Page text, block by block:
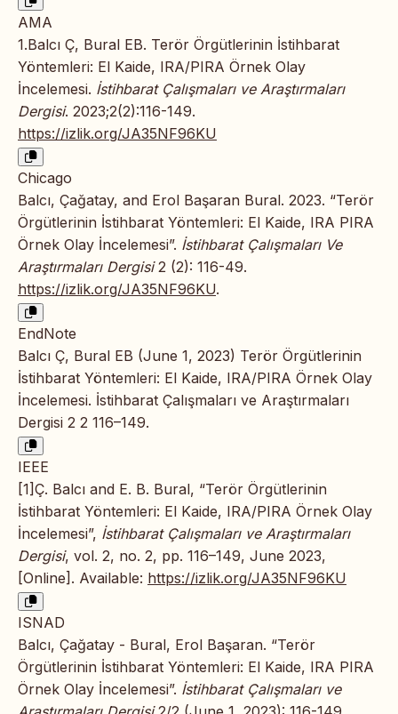
AMA
1.Balcı Ç, Bural EB. Terör Örgütlerinin İstihbarat
Yöntemleri: El Kaide, IRA/PIRA Örnek Olay
İncelemesi. İstihbarat Çalışmaları ve Araştırmaları
Dergisi. 2023;2(2):116-149.
https://izlik.org/JA35NF96KU
Chicago
Balcı, Çağatay, and Erol Başaran Bural. 2023. “Terör
Örgütlerinin İstihbarat Yöntemleri: El Kaide, IRA PIRA
Örnek Olay İncelemesi”. İstihbarat Çalışmaları Ve
Araştırmaları Dergisi2 (2): 116-49.
https://izlik.org/JA35NF96KU.
EndNote
Balcı Ç, Bural EB (June 1, 2023) Terör Örgütlerinin
İstihbarat Yöntemleri: El Kaide, IRA/PIRA Örnek Olay
İncelemesi. İstihbarat Çalışmaları ve Araştırmaları
Dergisi 2 2 116–149.
IEEE
[1]Ç. Balcı and E. B. Bural, “Terör Örgütlerinin
İstihbarat Yöntemleri: El Kaide, IRA/PIRA Örnek Olay
İncelemesi”, İstihbarat Çalışmaları ve Araştırmaları
Dergisi, vol. 2, no. 2, pp. 116–149, June 2023,
[Online]. Available: https://izlik.org/JA35NF96KU
ISNAD
Balcı, Çağatay - Bural, Erol Başaran. “Terör
Örgütlerinin İstihbarat Yöntemleri: El Kaide, IRA PIRA
Örnek Olay İncelemesi”. İstihbarat Çalışmaları ve